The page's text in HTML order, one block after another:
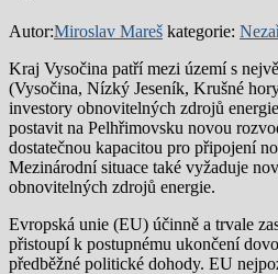
Autor:Miroslav Mareš kategorie:
Kraj Vysočina patří mezi území s
(Vysočina, Nízký Jeseník, Krušné
investory obnovitelných zdrojů
postavit na Pelhřimovsku novou
dostatečnou kapacitou pro připojení
Mezinárodní situace také vyžaduje
obnovitelných zdrojů energie.
Evropská unie (EU) účinně a trvale
přistoupí k postupnému ukončení
předběžné politické dohody. EU